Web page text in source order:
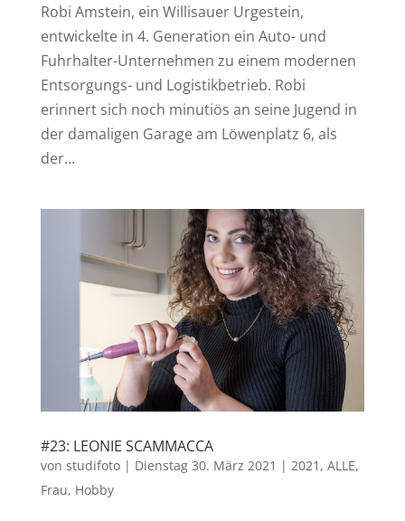
Robi Amstein, ein Willisauer Urgestein,
entwickelte in 4. Generation ein Auto- und
Fuhrhalter-Unternehmen zu einem modernen
Entsorgungs- und Logistikbetrieb. Robi
erinnert sich noch minutiös an seine Jugend in
der damaligen Garage am Löwenplatz 6, als
der...
#23: LEONIE SCAMMACCA
von studifoto| Dienstag 30. März 2021 | 2021 , ALLE,
Frau, Hobby